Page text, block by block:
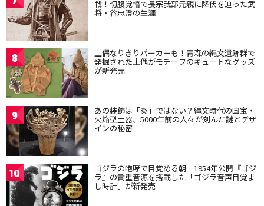
戦！切腹覚悟で長宗我部元親に降伏を迫った武
将・谷忠澄の生涯
8 土偶なりきりパーカーも！青森の縄文遺跡群で
発掘された土偶がモチーフのキュートなグッズ
が新発売
9 あの装飾は「炎」ではない？縄文時代の国宝・
火焔型土器、5000年前の人々が刻んだ謎とデザ
インの秘密
10 ゴジラの咆哮で目覚める朝…1954年公開『ゴジ
ラ』の貴重音源を搭載した「ゴジラ音声目覚ま
し時計」が新発売